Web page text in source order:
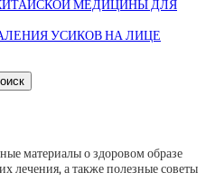
МЕДИЦИНЫ ДЛЯ
УСИКОВ НА ЛИЦЕ
материалы о здоровом образе
лечения, а также полезные советы